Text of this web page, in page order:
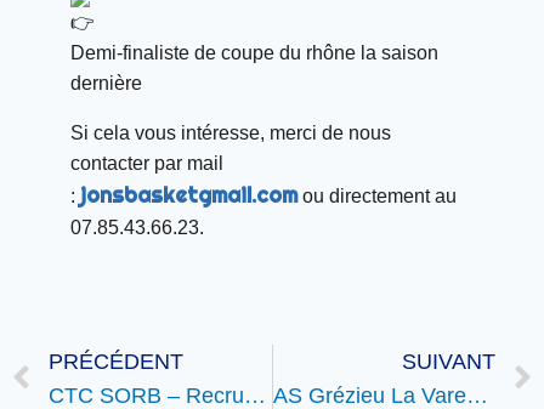
Demi-finaliste de coupe du rhône la saison
dernière
Si cela vous intéresse, merci de nous
contacter par mail
: jonsbasketgmail.comou directement au
07.85.43.66.23.
PRÉCÉDENT
CTC SORB – Recrutement 2025/2026
SUIVANT
AS Grézieu La Varenne – Tournoi MiniBasket